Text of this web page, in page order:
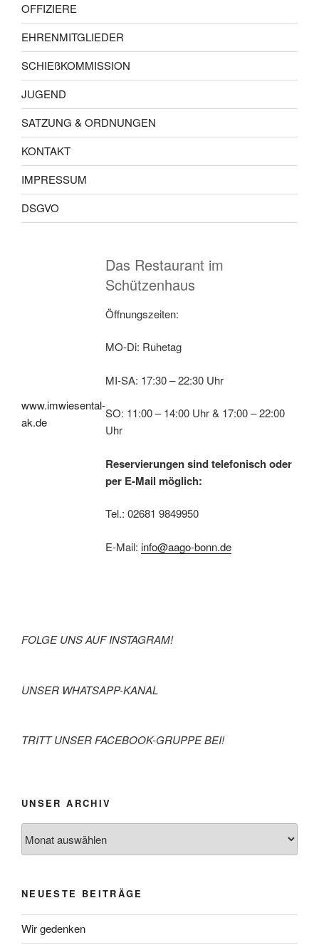
OFFIZIERE
EHRENMITGLIEDER
SCHIEßKOMMISSION
JUGEND
SATZUNG & ORDNUNGEN
KONTAKT
IMPRESSUM
DSGVO
www.imwiesental-
ak.de
Das Restaurant im
Schützenhaus
Öffnungszeiten:
MO-Di: Ruhetag
MI-SA: 17:30 – 22:30 Uhr
SO: 11:00 – 14:00 Uhr & 17:00 – 22:00
Uhr
Reservierungen sind telefonisch oder
per E-Mail möglich:
Tel.: 02681 9849950
E-Mail: info@aago-bonn.de
FOLGE UNS AUF INSTAGRAM!
UNSER WHATSAPP-KANAL
TRITT UNSER FACEBOOK-GRUPPE BEI!
UNSER ARCHIV
NEUESTE BEITRÄGE
Wir gedenken